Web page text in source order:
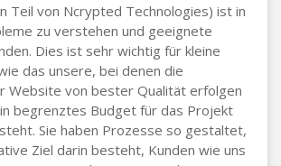
Teil von Ncrypted Technologies) ist in
zu verstehen und geeignete
Dies ist sehr wichtig für kleine
das unsere, bei denen die
Website von bester Qualität erfolgen
begrenztes Budget für das Projekt
Sie haben Prozesse so gestaltet,
Ziel darin besteht, Kunden wie uns